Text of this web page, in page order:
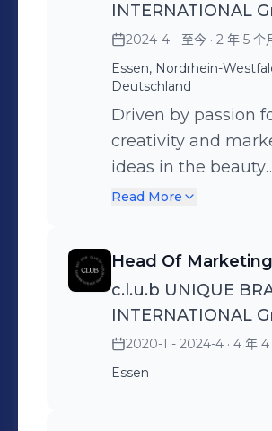
INTERNATIONAL
2024-4 - 至今 · 2 年 5 个
Essen, Nordrhein-
Deutschland
Driven by passion
creativity and
ideas in the beauty
industry. Elevating
drive to redefining
standards with a
spirit!
Read More
Head Of Marketing
c.l.u.b UNIQUE
INTERNATIONAL
2020-1 - 2024-4 · 4 年
Essen